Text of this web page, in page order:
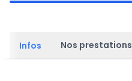
Infos Nos prestations